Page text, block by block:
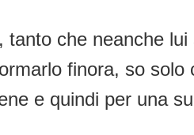
che neanche
finora, so solo
e quindi per una